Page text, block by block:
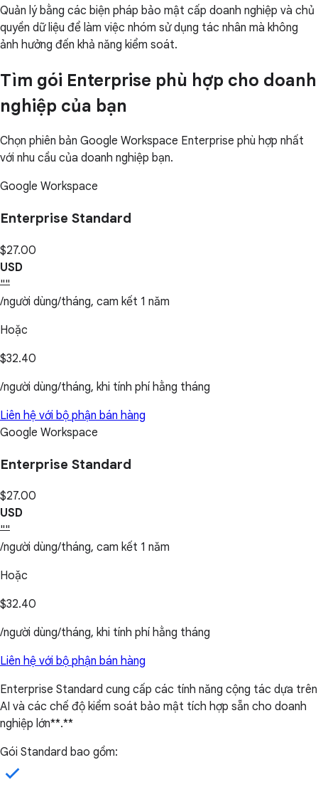
Quản lý bằng các biện pháp bảo mật cấp doanh nghiệp và chủ
quyền dữ liệu để làm việc nhóm sử dụng tác nhân mà không
ảnh hưởng đến khả năng kiểm soát.
Tìm gói Enterprise phù hợp cho doanh
nghiệp của bạn
Chọn phiên bản Google Workspace Enterprise phù hợp nhất
với nhu cầu của doanh nghiệp bạn.
Google Workspace
Enterprise Standard
$27.00
USD
""
/người dùng/tháng, cam kết 1 năm
Hoặc
$32.40
/người dùng/tháng, khi tính phí hằng tháng
Liên hệ với bộ phận bán hàng
Google Workspace
Enterprise Standard
$27.00
USD
""
/người dùng/tháng, cam kết 1 năm
Hoặc
$32.40
/người dùng/tháng, khi tính phí hằng tháng
Liên hệ với bộ phận bán hàng
Enterprise Standard cung cấp các tính năng cộng tác dựa trên
AI và các chế độ kiểm soát bảo mật tích hợp sẵn cho doanh
nghiệp lớn**.**
Gói Standard bao gồm: